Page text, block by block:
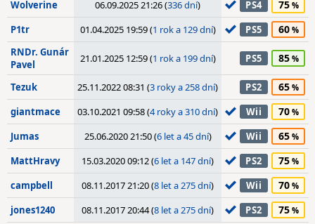
Wolverine 06.09.2025 21:26 (336 dní) PS4 75
P1tr 01.04.2025 19:59 (1 rok a 129 dní) PS5 60
RNDr. Gunár
Pavel
21.01.2025 12:59 (1 rok a 199 dní) PS5 85
Tezuk 25.11.2022 08:31 (3 roky a 258 dní) PS2 65
giantmace 03.10.2021 09:58 (4 roky a 310 dní) Wii 70
Jumas 25.06.2020 21:50 (6 let a 45 dní) Wii 65
MattHravy 15.03.2020 09:12 (6 let a 147 dní) PS2 75
campbell 08.11.2017 21:20 (8 let a 275 dní) Wii 70
jones1240 08.11.2017 20:44 (8 let a 275 dní) PS2 75